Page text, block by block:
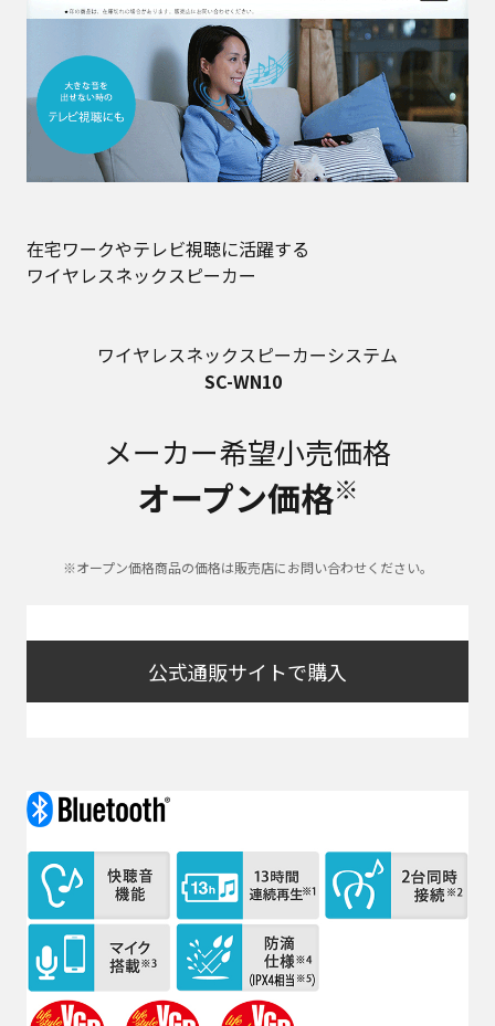
在宅ワークやテレビ視聴に活躍する
ワイヤレスネックスピーカー
ワイヤレスネックスピーカーシステム
SC-WN10
メーカー希望小売価格
オープン価格※
※オープン価格商品の価格は販売店にお問い合わせください。
公式通販サイトで購入